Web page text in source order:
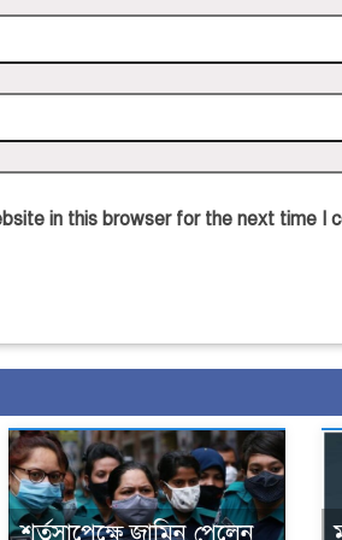
in this browser for the next time I
শর্তসাপেক্ষে জামিন পেলেন